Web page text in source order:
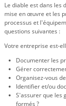
Le diable est dans les
mise en œuvre et les
processus et
questions suivantes :
Votre entreprise est-
Documenter les
Gérer
Organisez-vous
Identifier et/ou
S'assurer que les
formés ?